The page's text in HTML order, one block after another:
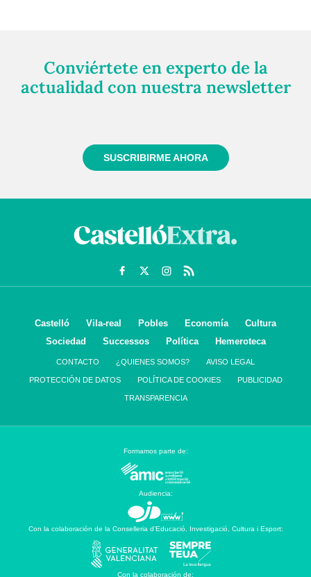
Conviértete en experto de la
actualidad con nuestra newsletter
SUSCRIBIRME AHORA
Castelló Vila-real Pobles Economía
Cultura
Sociedad
Successos Política Hemeroteca
CONTACTO ¿QUIENES SOMOS? AVISO LEGAL
PROTECCIÓN DE DATOS POLÍTICA DE COOKIES PUBLICIDAD
TRANSPARENCIA
Formamos parte de:
Audiencia:
Con la colaboración de la Conselleria d’Educació, Investigació, Cultura i Esport:
Con la colaboración de: